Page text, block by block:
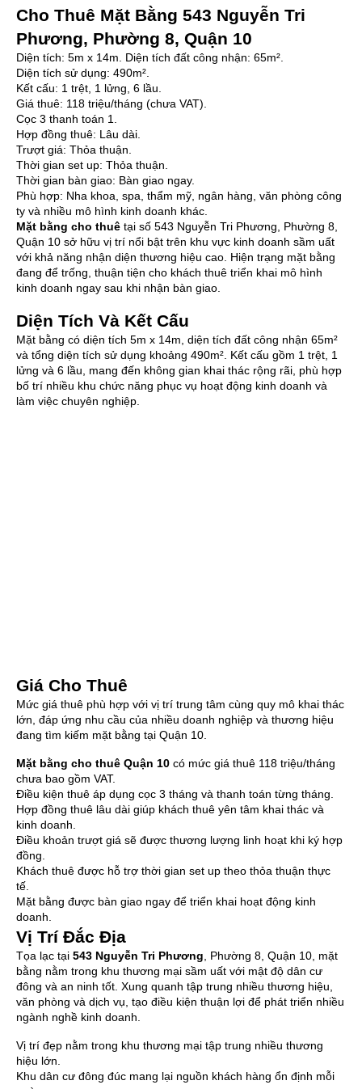
Cho Thuê Mặt Bằng 543 Nguyễn Tri
Phương, Phường 8, Quận 10
Diện tích: 5m x 14m. Diện tích đất công nhận: 65m².
Diện tích sử dụng: 490m².
Kết cấu: 1 trệt, 1 lửng, 6 lầu.
Giá thuê: 118 triệu/tháng (chưa VAT).
Cọc 3 thanh toán 1.
Hợp đồng thuê: Lâu dài.
Trượt giá: Thỏa thuận.
Thời gian set up: Thỏa thuận.
Thời gian bàn giao: Bàn giao ngay.
Phù hợp: Nha khoa, spa, thẩm mỹ, ngân hàng, văn phòng công
ty và nhiều mô hình kinh doanh khác.
Mặt bằng cho thuê tại số 543 Nguyễn Tri Phương, Phường 8,
Quận 10 sở hữu vị trí nổi bật trên khu vực kinh doanh sầm uất
với khả năng nhận diện thương hiệu cao. Hiện trạng mặt bằng
đang để trống, thuận tiện cho khách thuê triển khai mô hình
kinh doanh ngay sau khi nhận bàn giao.
Diện Tích Và Kết Cấu
Mặt bằng có diện tích 5m x 14m, diện tích đất công nhận 65m²
và tổng diện tích sử dụng khoảng 490m². Kết cấu gồm 1 trệt, 1
lửng và 6 lầu, mang đến không gian khai thác rộng rãi, phù hợp
bố trí nhiều khu chức năng phục vụ hoạt động kinh doanh và
làm việc chuyên nghiệp.
Giá Cho Thuê
Mức giá thuê phù hợp với vị trí trung tâm cùng quy mô khai thác
lớn, đáp ứng nhu cầu của nhiều doanh nghiệp và thương hiệu
đang tìm kiếm mặt bằng tại Quận 10.
Mặt bằng cho thuê Quận 10 có mức giá thuê 118 triệu/tháng
chưa bao gồm VAT.
Điều kiện thuê áp dụng cọc 3 tháng và thanh toán từng tháng.
Hợp đồng thuê lâu dài giúp khách thuê yên tâm khai thác và
kinh doanh.
Điều khoản trượt giá sẽ được thương lượng linh hoạt khi ký hợp
đồng.
Khách thuê được hỗ trợ thời gian set up theo thỏa thuận thực
tế.
Mặt bằng được bàn giao ngay để triển khai hoạt động kinh
doanh.
Vị Trí Đắc Địa
Tọa lạc tại 543 Nguyễn Tri Phương, Phường 8, Quận 10, mặt
bằng nằm trong khu thương mại sầm uất với mật độ dân cư
đông và an ninh tốt. Xung quanh tập trung nhiều thương hiệu,
văn phòng và dịch vụ, tạo điều kiện thuận lợi để phát triển nhiều
ngành nghề kinh doanh.
Vị trí đẹp nằm trong khu thương mại tập trung nhiều thương
hiệu lớn.
Khu dân cư đông đúc mang lại nguồn khách hàng ổn định mỗi